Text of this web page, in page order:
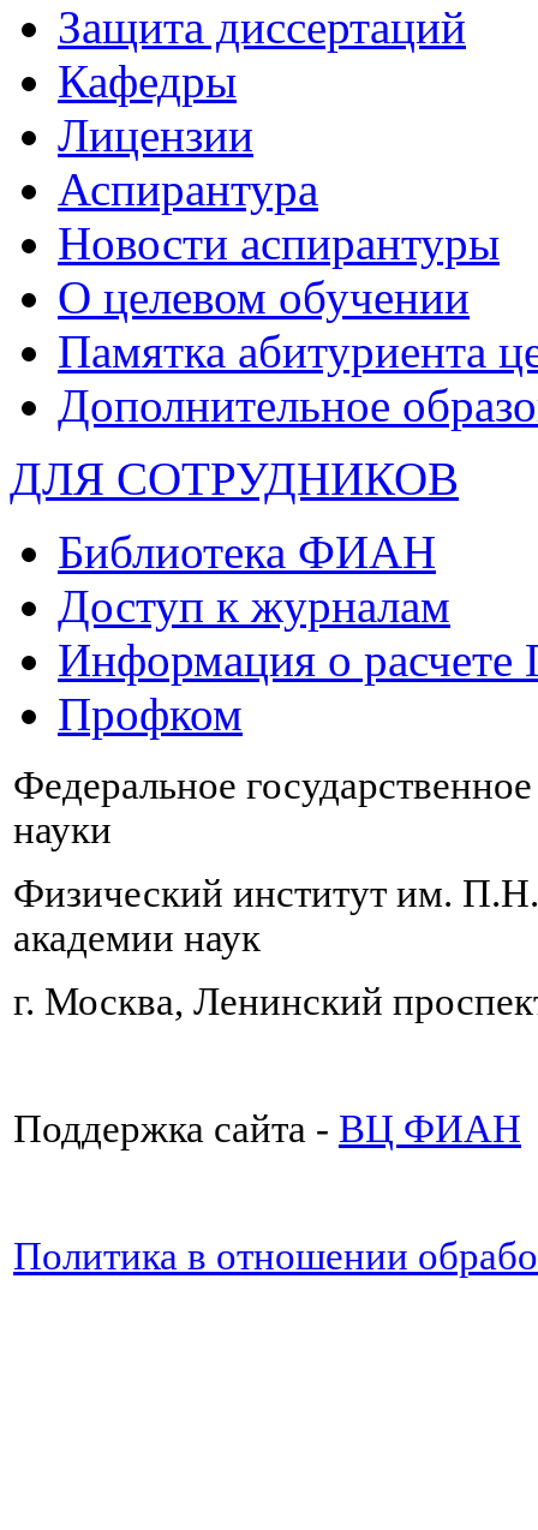
Защита диссертаций
Кафедры
Лицензии
Аспирантура
Новости аспирантуры
О целевом обучении
Памятка абитуриента
Дополнительное
ДЛЯ СОТРУДНИКОВ
Библиотека ФИАН
Доступ к журналам
Информация о
Профком
Федеральное
науки
Физический институт им.
академии наук
г. Москва, Ленинский
Поддержка сайта - ВЦ ФИАН
Политика в отношении